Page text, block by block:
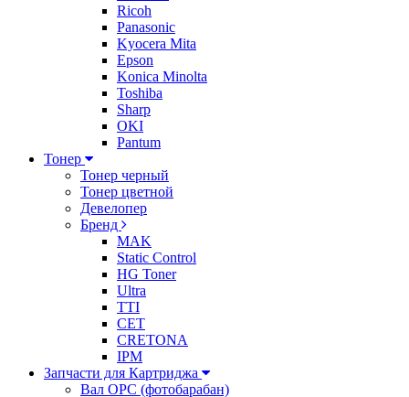
Ricoh
Panasonic
Kyocera Mita
Epson
Konica Minolta
Toshiba
Sharp
OKI
Pantum
Тонер
Тонер черный
Тонер цветной
Девелопер
Бренд
MAK
Static Control
HG Toner
Ultra
TTI
CET
CRETONA
IPM
Запчасти для Картриджа
Вал OPC (фотобарабан)